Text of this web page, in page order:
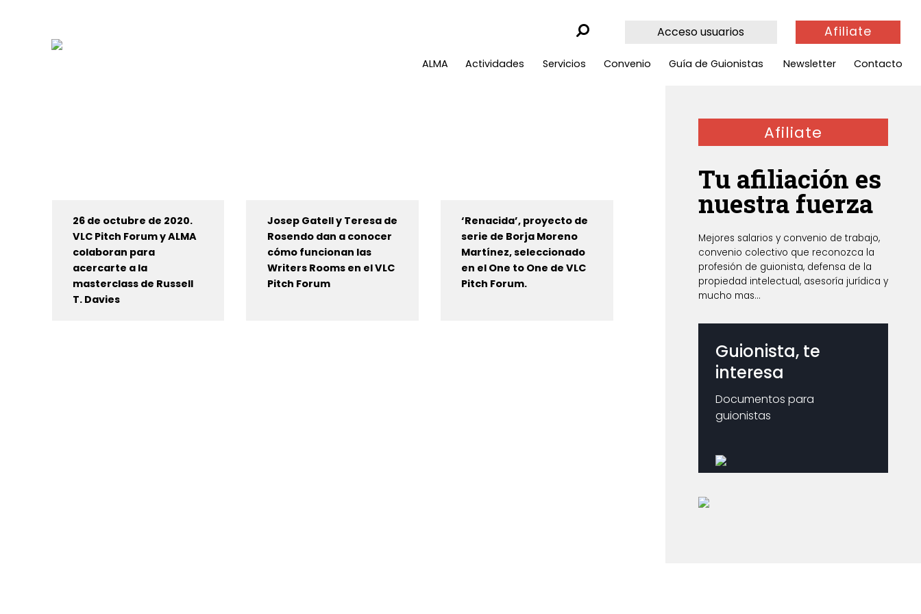
Acceso usuarios Afiliate
ALMA Actividades Servicios Convenio Guía de Guionistas Newsletter Contacto
26 de octubre de 2020.
VLC Pitch Forum y ALMA
colaboran para
acercarte a la
masterclass de Russell
T. Davies
Josep Gatell y Teresa de
Rosendo dan a conocer
cómo funcionan las
Writers Rooms en el VLC
Pitch Forum
‘Renacida’, proyecto de
serie de Borja Moreno
Martínez, seleccionado
en el One to One de VLC
Pitch Forum.
Afiliate
Tu afiliación es
nuestra fuerza
Mejores salarios y convenio de trabajo,
convenio colectivo que reconozca la
profesión de guionista, defensa de la
propiedad intelectual, asesoría jurídica y
mucho mas...
Guionista, te
interesa
Documentos para
guionistas